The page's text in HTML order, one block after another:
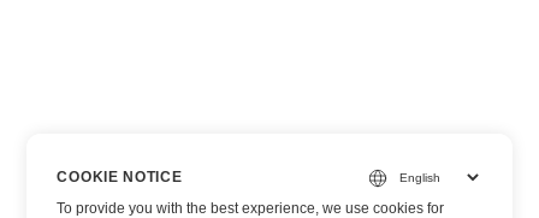
COOKIE NOTICE
To provide you with the best experience, we use cookies for